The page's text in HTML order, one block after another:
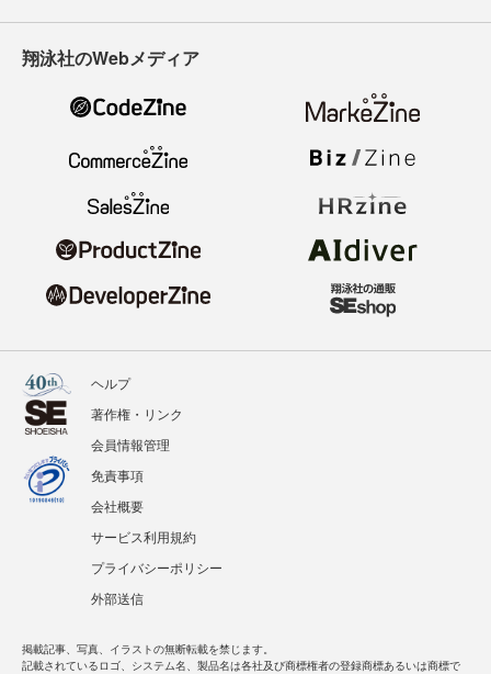
翔泳社のWebメディア
ヘルプ
著作権・リンク
会員情報管理
免責事項
会社概要
サービス利用規約
プライバシーポリシー
外部送信
掲載記事、写真、イラストの無断転載を禁じます。
記載されているロゴ、システム名、製品名は各社及び商標権者の登録商標あるいは商標で